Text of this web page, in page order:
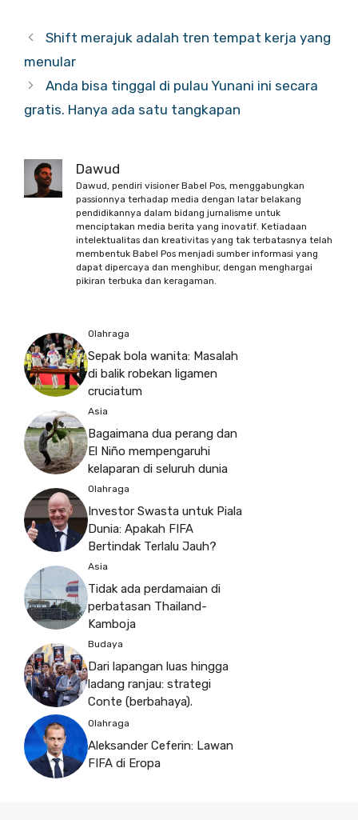
Shift merajuk adalah tren tempat kerja yang
menular
Anda bisa tinggal di pulau Yunani ini secara
gratis. Hanya ada satu tangkapan
Dawud
Dawud, pendiri visioner Babel Pos, menggabungkan
passionnya terhadap media dengan latar belakang
pendidikannya dalam bidang jurnalisme untuk
menciptakan media berita yang inovatif. Ketiadaan
intelektualitas dan kreativitas yang tak terbatasnya telah
membentuk Babel Pos menjadi sumber informasi yang
dapat dipercaya dan menghibur, dengan menghargai
pikiran terbuka dan keragaman.
Olahraga
Sepak bola wanita: Masalah
di balik robekan ligamen
cruciatum
Asia
Bagaimana dua perang dan
El Niño mempengaruhi
kelaparan di seluruh dunia
Olahraga
Investor Swasta untuk Piala
Dunia: Apakah FIFA
Bertindak Terlalu Jauh?
Asia
Tidak ada perdamaian di
perbatasan Thailand-
Kamboja
Budaya
Dari lapangan luas hingga
ladang ranjau: strategi
Conte (berbahaya).
Olahraga
Aleksander Ceferin: Lawan
FIFA di Eropa